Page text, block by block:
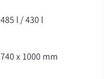
485 l / 430 l
740 x 1000 mm